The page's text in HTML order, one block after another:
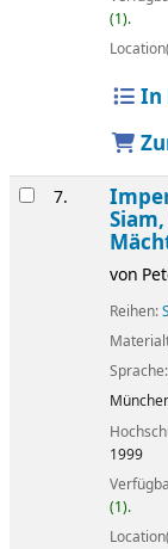
(1).
In
7.
von
Reihen:
Sprache:
1999
(1).